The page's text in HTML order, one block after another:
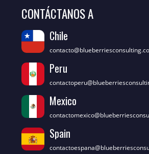
CONTÁCTANOS A
Chile
Peru
Mexico
Spain